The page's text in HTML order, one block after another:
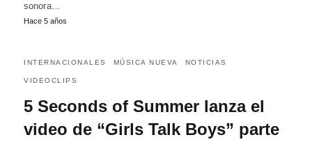
sonora…
Hace 5 años
INTERNACIONALES MÚSICA NUEVA NOTICIAS
VIDEOCLIPS
5 Seconds of Summer lanza el
video de “Girls Talk Boys” parte